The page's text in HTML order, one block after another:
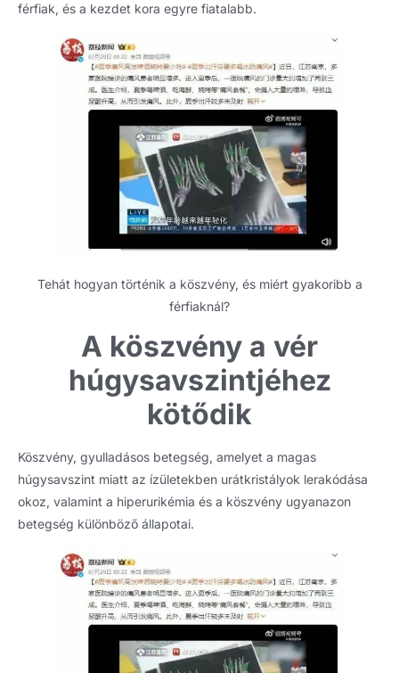
férfiak, és a kezdet kora egyre fiatalabb.
Tehát hogyan történik a köszvény, és miért gyakoribb a
férfiaknál?
A köszvény a vér
húgysavszintjéhez
kötődik
Köszvény, gyulladásos betegség, amelyet a magas
húgysavszint miatt az ízületekben urátkristályok lerakódása
okoz, valamint a hiperurikémia és a köszvény ugyanazon
betegség különböző állapotai.